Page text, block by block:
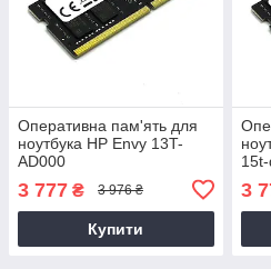
Оперативна пам'ять для
ноутбука HP Envy 13T-
AD000
3 777 ₴ 3 976 ₴
Купити
3